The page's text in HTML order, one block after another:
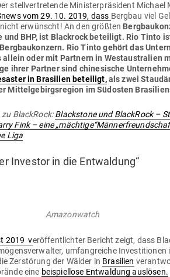
stell­ver­tre­tende Minis­ter­prä­sident Michael
vom 29. 10. 2019, dass Bergbau viel
erwünscht! An den größten
und BHP, ist Blackrock beteiligt. Rio Tinto
Rio Tinto gehört das
allein oder mit Partnern in West­aus­tralien
ihrer Partner sind chi­ne­sische
in Bra­silien beteiligt,als zwei
Mit­tel­ge­birgs­region im Süd­osten
BlackRock:Blackstone und BlackRock –
Fink – eine
Liga
Investor in die Entwaldung“
Amazonwatch
2019 veröf­fent­lichter Bericht zeigt, dass
umfang­reiche Inves­ti­tionen
Zer­störung der Wälder in Bra­silien
eine bei­spiellose Ent­waldung aus­lösen.